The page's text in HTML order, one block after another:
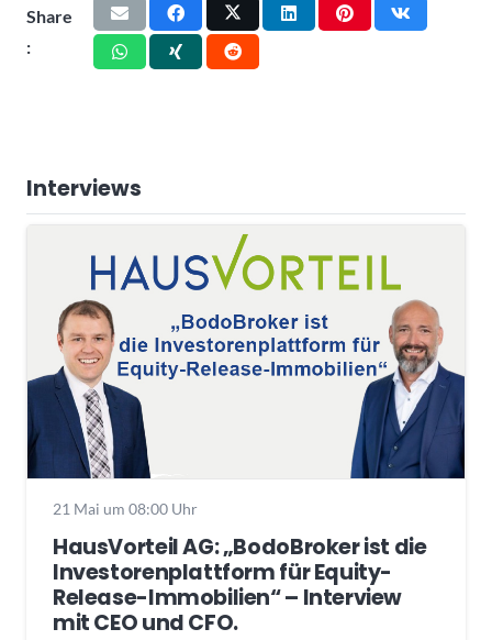
Share
:
Interviews
21 Mai um 08:00 Uhr
HausVorteil AG: „BodoBroker ist die
Investorenplattform für Equity-
Release-Immobilien“ – Interview
mit CEO und CFO.